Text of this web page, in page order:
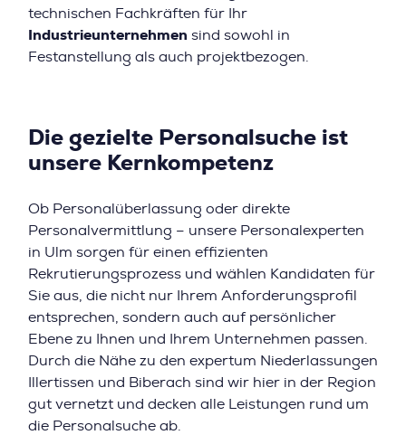
technischen Fachkräften für Ihr
Industrieunternehmen sind sowohl in
Festanstellung als auch projektbezogen.
Die gezielte Personalsuche ist
unsere Kernkompetenz
Ob Personalüberlassung oder direkte
Personalvermittlung – unsere Personalexperten
in Ulm sorgen für einen effizienten
Rekrutierungsprozess und wählen Kandidaten für
Sie aus, die nicht nur Ihrem Anforderungsprofil
entsprechen, sondern auch auf persönlicher
Ebene zu Ihnen und Ihrem Unternehmen passen.
Durch die Nähe zu den expertum Niederlassungen
Illertissen und Biberach sind wir hier in der Region
gut vernetzt und decken alle Leistungen rund um
die Personalsuche ab.